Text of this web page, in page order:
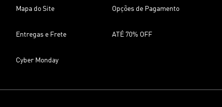
Mapa do Site Opções de Pagamento
Entregas e Frete ATÉ 70% OFF
Cyber Monday